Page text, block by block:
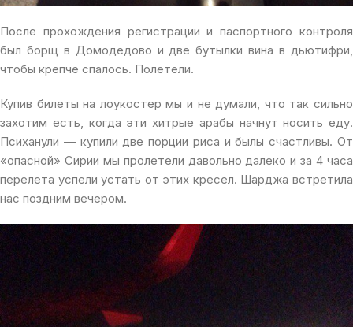
После прохождения регистрации и паспортного контроля
был борщ в Домодедово и две бутылки вина в дьютифри,
чтобы крепче спалось. Полетели.
Купив билеты на лоукостер мы и не думали, что так сильно
захотим есть, когда эти хитрые арабы начнут носить еду.
Психанули — купили две порции риса и былы счастливы. От
«опасной» Сирии мы пролетели давольно далеко и за 4 часа
перелета успели устать от этих кресел. Шарджа встретила
нас поздним вечером.